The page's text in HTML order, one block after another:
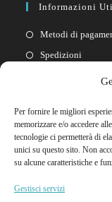
Per fornire le migliori
memorizzare e/o accedere
tecnologie ci permetterà di
unici su questo sito. Non
su alcune caratteristiche e
Gestisci servizi
Informazioni
Metodi di
Spedizioni
Cookie policy
Link Rapidi